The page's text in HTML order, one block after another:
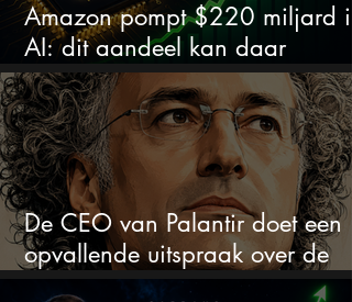
Amazon pompt $220 miljard in
AI: dit aandeel kan daar
explosief van profiteren
De CEO van Palantir doet een
opvallende uitspraak over de
beurs